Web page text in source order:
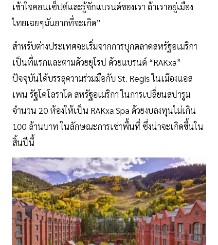
เข้าใจคอนเซ็ปต์และรู้จักแบรนด์ของเรา ถ้าเราอยู่เมือง
ไทยเฉยๆมันยากที่จะเกิด”
สำหรับต่างประเทศจะเริ่มจากการบุกตลาดสหรัฐอเมริกา
เป็นที่แรกและตามด้วยยุโรป ด้วยแบรนด์ “RAKxa”
ปัจจุบันได้บรรลุความร่วมมือกับ St. Regis ในเมืองแอส
เพน รัฐโคโลราโด สหรัฐอเมริกา ในการเปลี่ยนสปารูม
จำนวน 20 ห้องให้เป็น RAKxa Spa ด้วยงบลงทุนไม่เกิน
100 ล้านบาท ในลักษณะการเช่าพื้นที่ ซึ่งน่าจะเกิดขึ้นใน
สิ้นปีนี้